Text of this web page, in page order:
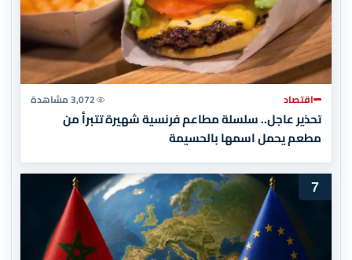
اقتصاد 3,072 مشاهدة
تحذير عاجل.. سلسلة مطاعم فرنسية شهيرة تتبرأ من
مطعم يحمل اسمها بالحسيمة
7